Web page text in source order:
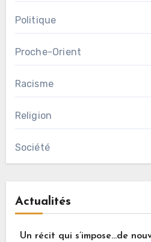
Politique
Proche-Orient
Racisme
Religion
Société
Actualités
Un récit qui s’impose…de